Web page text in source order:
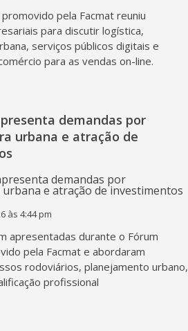
pela Facmat reuniu
para discutir logística,
serviços públicos digitais e
para as vendas on-line.
demandas por
urbana e atração de
às 4:44 pm
apresentadas durante o Fórum
pela Facmat e abordaram
rodoviários, planejamento urbano,
profissional